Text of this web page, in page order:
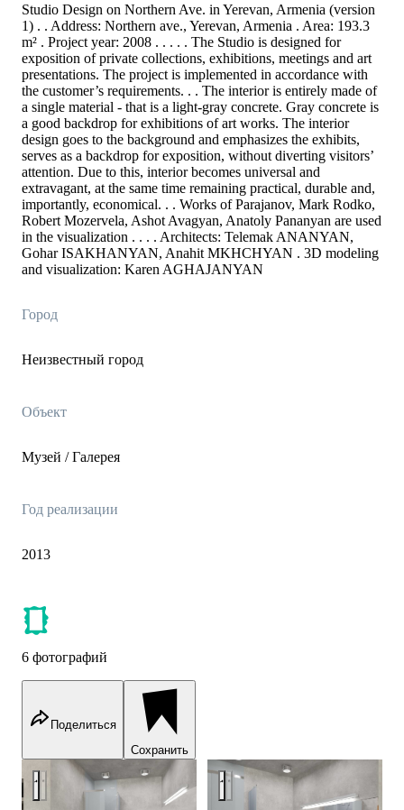
Studio Design on Northern Ave. in Yerevan, Armenia (version
1) . . Address: Northern ave., Yerevan, Armenia . Area: 193.3
m² . Project year: 2008 . . . . . The Studio is designed for
exposition of private collections, exhibitions, meetings and art
presentations. The project is implemented in accordance with
the customer’s requirements. . . The interior is entirely made of
a single material - that is a light-gray concrete. Gray concrete is
a good backdrop for exhibitions of art works. The interior
design goes to the background and emphasizes the exhibits,
serves as a backdrop for exposition, without diverting visitors’
attention. Due to this, interior becomes universal and
extravagant, at the same time remaining practical, durable and,
importantly, economical. . . Works of Parajanov, Mark Rodko,
Robert Mozervela, Ashot Avagyan, Anatoly Pananyan are used
in the visualization . . . . Architects: Telemak ANANYAN,
Gohar ISAKHANYAN, Anahit MKHCHYAN . 3D modeling
and visualization: Karen AGHAJANYAN
Город
Неизвестный город
Объект
Музей / Галерея
Год реализации
2013
6 фотографий
Поделиться
Сохранить
Studio on Northern Ave. in Yerevan, ArmeniaStudio on Northern Ave. in